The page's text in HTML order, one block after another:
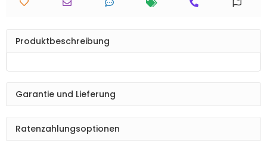
Produktbeschreibung
Garantie und Lieferung
Ratenzahlungsoptionen